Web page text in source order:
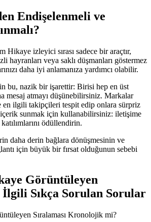
Endişelenmeli ve
Hikaye izleyici sırası sadece bir araçtır,
hayranları veya saklı düşmanları göstermez
daha iyi anlamanıza yardımcı olabilir.
bu, nazik bir işarettir: Birisi hep en üst
mesaj atmayı düşünebilirsiniz. Markalar
en ilgili takipçileri tespit edip onlara sürpriz
sunmak için kullanabilirsiniz: iletişime
ödüllendirin.
daha derin bağlara dönüşmesinin ve
için büyük bir fırsat olduğunun sebebi
Görüntüleyen
İlgili Sıkça Sorulan Sorular
Sıralaması Kronolojik mi?